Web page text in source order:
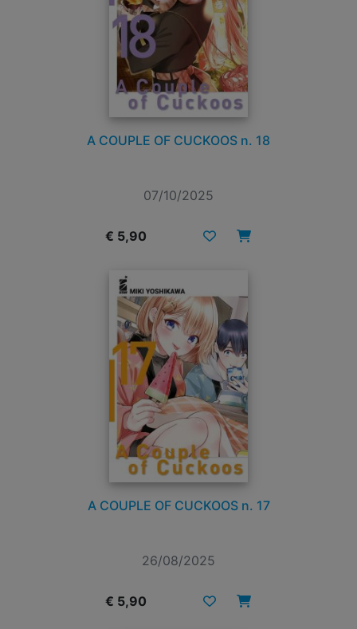
A COUPLE OF CUCKOOS n. 18
07/10/2025
€ 5,90
A COUPLE OF CUCKOOS n. 17
26/08/2025
€ 5,90